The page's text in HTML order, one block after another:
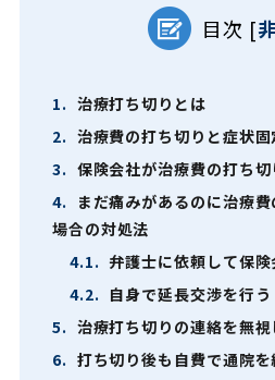
目次 [
1. 治療打ち切りとは
2. 治療費の打ち切りと症状
3. 保険会社が治療費の打ち
4.
まだ痛みがあるのに治療
場合の対処法
4.1. 弁護士に依頼して保
4.2. 自身で延長交渉を行う
5. 治療打ち切りの連絡を無
6. 打ち切り後も自費で通院